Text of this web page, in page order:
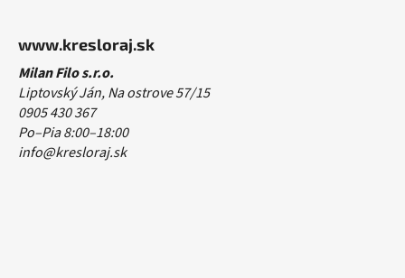
www.kresloraj.sk
Milan Filo s.r.o.
Liptovský Ján, Na ostrove 57/15
0905 430 367
Po–Pia 8:00–18:00
info@kresloraj.sk